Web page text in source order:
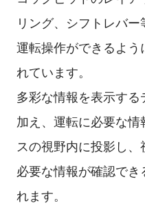
リング、シフトレバ
運転操作ができるよう
れています。
多彩な情報を表示す
加え、運転に必要な情
スの視野内に投影し
必要な情報が確認でき
れます。